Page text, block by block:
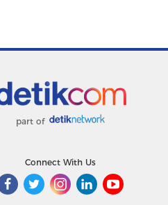
part of
Connect With Us